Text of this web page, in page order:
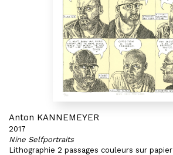
Anton KANNEMEYER
2017
Nine Selfportraits
Lithographie 2 passages couleurs sur papier